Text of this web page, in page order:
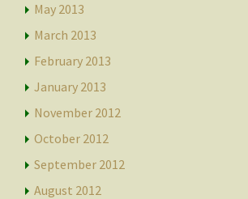
May 2013
March 2013
February 2013
January 2013
November 2012
October 2012
September 2012
August 2012